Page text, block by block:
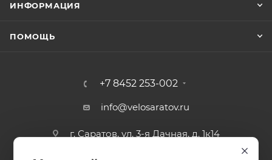
ИНФОРМАЦИЯ
ПОМОЩЬ
+7 8452 253-002
info@velosaratov.ru
г. Саратов, ул. 3-я Дачная, д. 1к14